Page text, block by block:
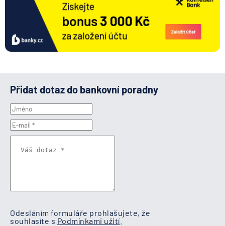
Přidat dotaz do bankovní poradny
Odesláním formuláře prohlašujete, že
souhlasíte s Podmínkami užití